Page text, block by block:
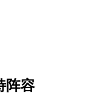
阵容